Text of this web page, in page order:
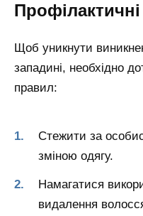
Щоб уникнути
западині, необхідно
правил:
Стежити за
зміною одягу.
Намагатися
видалення